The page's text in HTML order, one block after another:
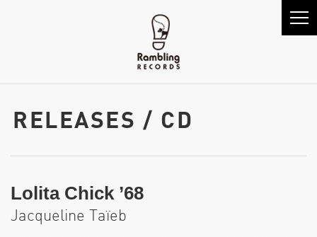
RELEASES / CD
Lolita Chick ’68
Jacqueline Taïeb